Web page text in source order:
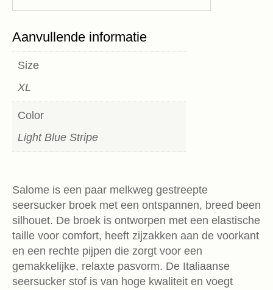
Aanvullende informatie
Size
XL
Color
Light Blue Stripe
Salome is een paar melkweg gestreepte
seersucker broek met een ontspannen, breed been
silhouet. De broek is ontworpen met een elastische
taille voor comfort, heeft zijzakken aan de voorkant
en een rechte pijpen die zorgt voor een
gemakkelijke, relaxte pasvorm. De Italiaanse
seersucker stof is van hoge kwaliteit en voegt